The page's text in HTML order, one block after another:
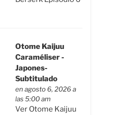
Otome Kaijuu
Caraméliser -
Japones-
Subtitulado
en agosto 6, 2026 a
las 5:00 am
Ver Otome Kaijuu